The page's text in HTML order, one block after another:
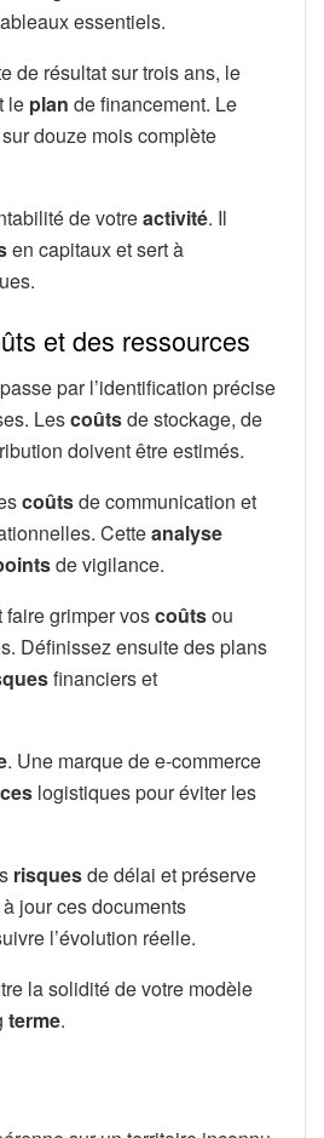
essentiels.
de résultat sur trois ans, le
le plan de financement. Le
douze mois complète
de votreactivité. Il
en capitaux et sert à
et des ressources
passe par l’identification précise
Lescoûtsde stockage, de
doivent être estimés.
coûtsde communication et
Cetteanalyse
de vigilance.
grimper voscoûtsou
Définissez ensuite des plans
financiers et
. Une marque de e-commerce
logistiques pour éviter les
risquesde délai et préserve
jour ces documents
l’évolution réelle.
la solidité de votre modèle
terme.